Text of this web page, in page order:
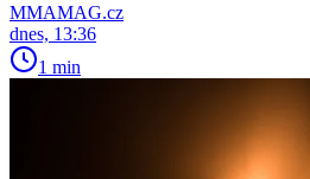
MMAMAG.cz
dnes, 13:36
1 min